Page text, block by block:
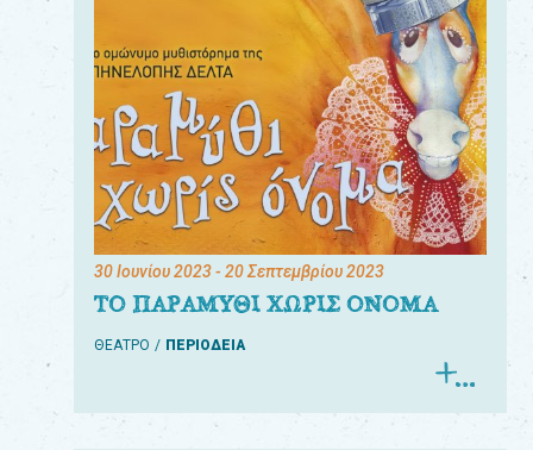
30 Ιουνίου 2023- 20 Σεπτεμβρίου 2023
ΤΟ ΠΑΡΑΜΥΘΙ ΧΩΡΙΣ ΟΝΟΜΑ
ΘΕΑΤΡΟ ΠΕΡΙΟΔΕΙΑ